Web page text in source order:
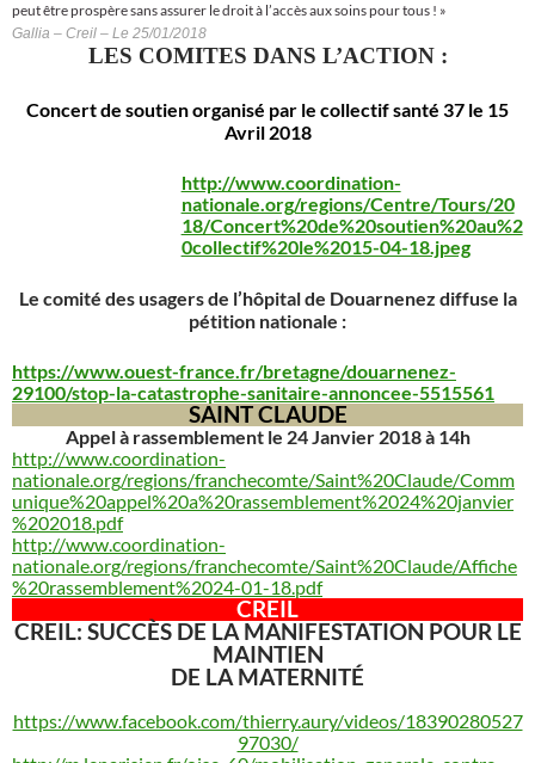
peut être prospère sans assurer le droit à l’accès aux soins pour tous ! »
Gallia – Creil – Le 25/01/2018
LES COMITES DANS L’ACTION :
Concert de soutien organisé par le collectif santé 37 le 15
Avril 2018
http://www.coordination-
nationale.org/regions/Centre/Tours/20
18/Concert%20de%20soutien%20au%2
0collectif%20le%2015-04-18.jpeg
Le comité des usagers de l’hôpital de Douarnenez diffuse la
pétition nationale :
https://www.ouest-france.fr/bretagne/douarnenez-
29100/stop-la-catastrophe-sanitaire-annoncee-5515561
SAINT CLAUDE
Appel à rassemblement le 24 Janvier 2018 à 14h
http://www.coordination-
nationale.org/regions/franchecomte/Saint%20Claude/Comm
unique%20appel%20a%20rassemblement%2024%20janvier
%202018.pdf
http://www.coordination-
nationale.org/regions/franchecomte/Saint%20Claude/Affiche
%20rassemblement%2024-01-18.pdf
CREIL
CREIL: SUCCÈS DE LA MANIFESTATION POUR LE
MAINTIEN
DE LA MATERNITÉ
https://www.facebook.com/thierry.aury/videos/18390280527
97030/